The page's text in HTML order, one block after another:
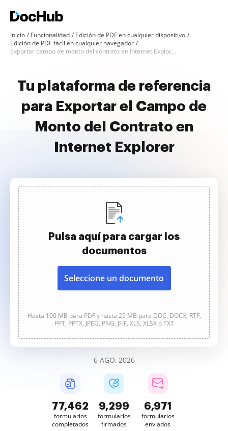
Inicio Funcionalidad
Edición de PDF en cualquier dispositivo
Edición de PDF fácil en cualquier navegador
Exportar campo de monto del contrato en Internet Explorer
Tu plataforma de referencia
para Exportar el Campo de
Monto del Contrato en
Internet Explorer
Pulsa aquí para cargar los
documentos
Seleccione un documento
Hasta 100 MB para PDF y hasta 25 MB para DOC, DOCX, RTF,
PPT, PPTX, JPEG, PNG, JFIF, XLS, XLSX o TXT
6 AGO, 2026
77,463
formularios
completados
9,299
formularios
firmados
6,971
formularios
enviados